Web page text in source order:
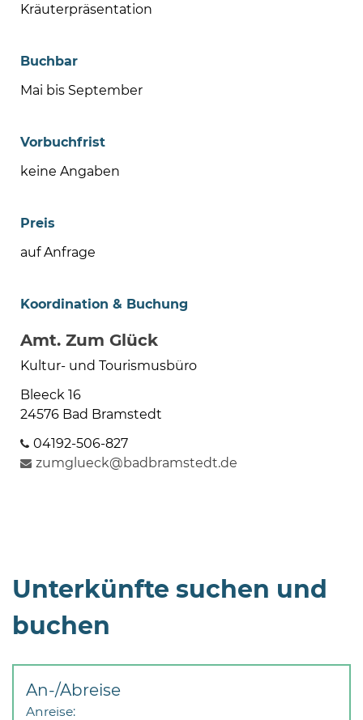
Kräuterpräsentation
Buchbar
Mai bis September
Vorbuchfrist
keine Angaben
Preis
auf Anfrage
Koordination & Buchung
Amt. Zum Glück
Kultur- und Tourismusbüro
Bleeck 16
24576 Bad Bramstedt
04192-506-827
zumglueck@badbramstedt.de
Unterkünfte suchen und
buchen
An-/Abreise
Anreise: